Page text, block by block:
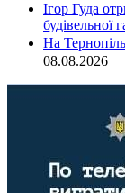
Ігор Гуда
будівельної
На
08.08.2026